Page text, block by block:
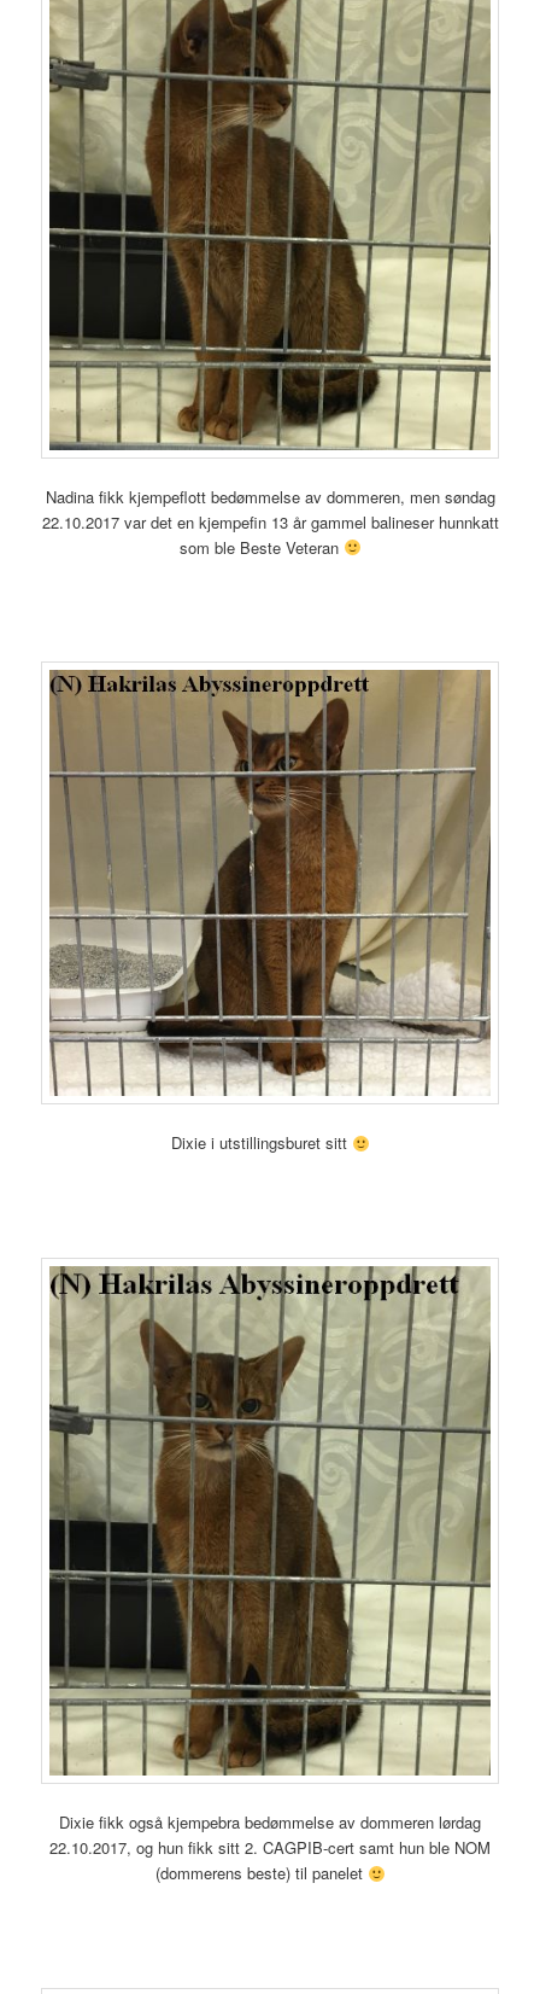
Nadina fikk kjempeflott bedømmelse av dommeren, men søndag
22.10.2017 var det en kjempefin 13 år gammel balineser hunnkatt
som ble Beste Veteran
Dixie i utstillingsburet sitt
Dixie fikk også kjempebra bedømmelse av dommeren lørdag
22.10.2017, og hun fikk sitt 2. CAGPIB-cert samt hun ble NOM
(dommerens beste) til panelet